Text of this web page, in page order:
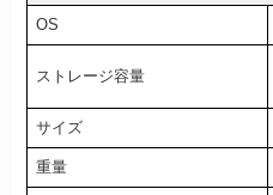
OS
ストレージ容量
サイズ
重量